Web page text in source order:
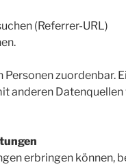
(Referrer-URL)
zuordenbar.
anderen
erbringen können,